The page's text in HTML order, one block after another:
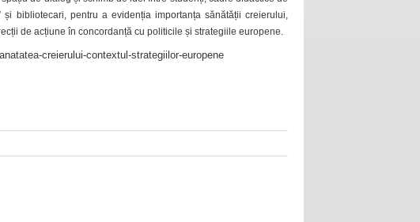
bibliotecari, pentru a evidenția importanța sănătății creierului,
de acțiune în concordanță cu politicile și strategiile europene.
creierului-contextul-strategiilor-europene